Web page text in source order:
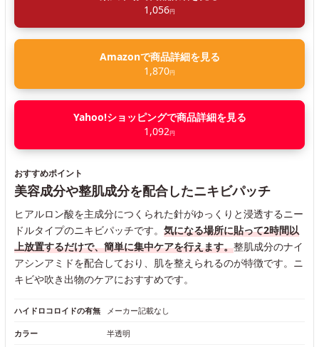
1,056円
Amazonで商品詳細を見る
1,870円
Yahoo!ショッピングで商品詳細を見る
1,092円
おすすめポイント
美容成分や整肌成分を配合したニキビパッチ
ヒアルロン酸を主成分につくられた針がゆっくりと浸透するニー
ドルタイプのニキビパッチです。 気になる場所に貼って2時間以
上放置するだけで、簡単に集中ケアを行えます。整肌成分のナイ
アシンアミドを配合しており、肌を整えられるのが特徴です。ニ
キビや吹き出物のケアにおすすめです。
ハイドロコロイドの有無 メーカー記載なし
カラー 半透明